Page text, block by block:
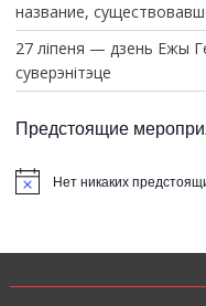
название,
27 ліпеня — дзень Ежы
суверэнітэце
Предстоящие
т
Нет никаких